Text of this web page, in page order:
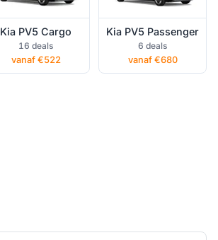
Kia PV5 Cargo
16 deals
vanaf €522
Kia PV5 Passenger
6 deals
vanaf €680